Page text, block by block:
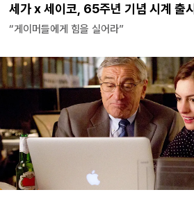
세가 x 세이코, 65주년 기념 시계 출시
“게이머들에게 힘을 실어라”